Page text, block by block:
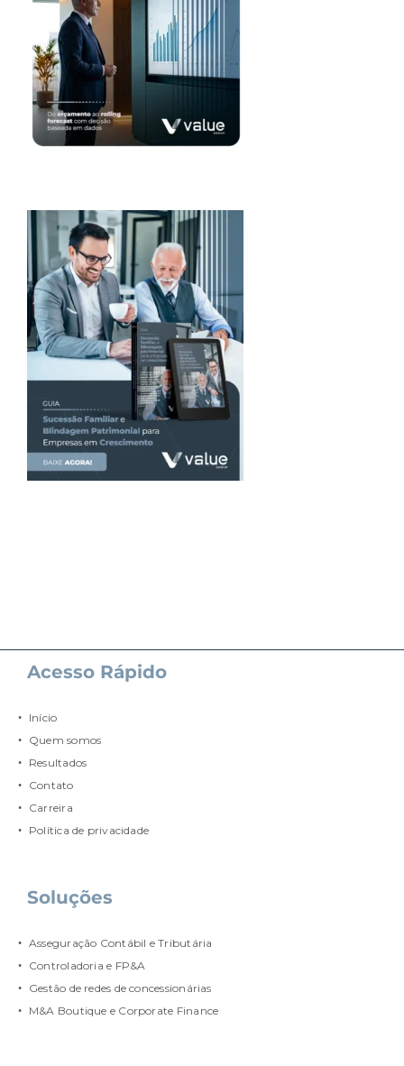
Acesso Rápido
Início
Quem somos
Resultados
Contato
Carreira
Política de privacidade
Soluções
Asseguração Contábil e Tributária
Controladoria e FP&A
Gestão de redes de concessionárias
M&A Boutique e Corporate Finance